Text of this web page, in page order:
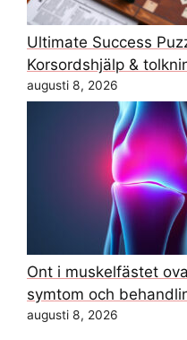
Ultimate Success
Korsordshjälp &
augusti 8, 2026
Ont i muskelfästet
symtom och
augusti 8, 2026